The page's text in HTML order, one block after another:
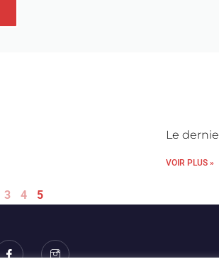
Le
VOIR PLUS »
3 4 5